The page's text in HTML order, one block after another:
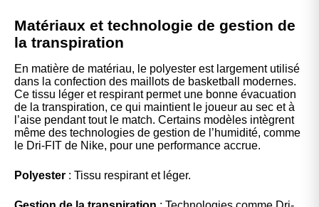
Matériaux et technologie de gestion de
la transpiration
En matière de matériau, le polyester est largement utilisé
dans la confection des maillots de basketball modernes.
Ce tissu léger et respirant permet une bonne évacuation
de la transpiration, ce qui maintient le joueur au sec et à
l’aise pendant tout le match. Certains modèles intègrent
même des technologies de gestion de l’humidité, comme
le Dri-FIT de Nike, pour une performance accrue.
Polyester : Tissu respirant et léger.